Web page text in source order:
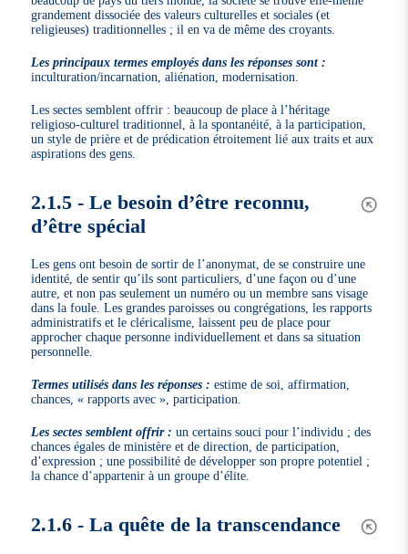
grandement dissociée des valeurs culturelles et sociales (et
religieuses) traditionnelles ; il en va de même des croyants.
Les principaux termes employés dans les réponses sont :
inculturation/incarnation, aliénation, modernisation.
Les sectes semblent offrir : beaucoup de place à l’héritage
religioso-culturel traditionnel, à la spontanéité, à la participation,
un style de prière et de prédication étroitement lié aux traits et aux
aspirations des gens.
2.1.5 - Le besoin d’être reconnu,
d’être spécial
Les gens ont besoin de sortir de l’anonymat, de se construire une
identité, de sentir qu’ils sont particuliers, d’une façon ou d’une
autre, et non pas seulement un numéro ou un membre sans visage
dans la foule. Les grandes paroisses ou congrégations, les rapports
administratifs et le cléricalisme, laissent peu de place pour
approcher chaque personne individuellement et dans sa situation
personnelle.
Termes utilisés dans les réponses : estime de soi, affirmation,
chances, « rapports avec », participation.
Les sectes semblent offrir : un certains souci pour l’individu ; des
chances égales de ministère et de direction, de participation,
d’expression ; une possibilité de développer son propre potentiel ;
la chance d’appartenir à un groupe d’élite.
2.1.6 - La quête de la transcendance